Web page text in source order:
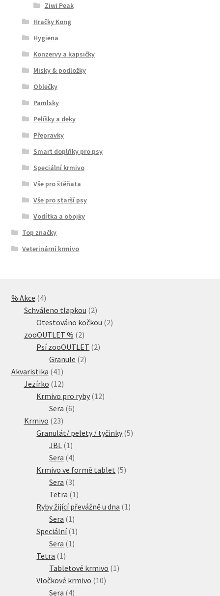
Ziwi Peak
Hračky Kong
Hygiena
Konzervy a kapsičky
Misky & podložky
Oblečky
Pamlsky
Pelíšky a deky
Přepravky
Smart doplňky pro psy
Speciální krmivo
Vše pro štěňata
Vše pro starší psy
Vodítka a obojky
Top značky
Veterinární krmivo
% Akce 44
produkty
Schváleno tlapkou 22
produkty
Otestováno kočkou 22
zooOUTLET % 22
produkty
Psí zooOUTLET 22
Granule 22
Akvaristika 41 41
produktů
Jezírko 1212
produktů
Krmivo pro ryby 1212
Sera 66
Krmivo 2323
produktů
Granulát/ pelety / tyčinky 55
JBL 1 1
produkt
Sera 44
produkty
Krmivo ve formě tablet 55
Sera 33
produkty
Tetra 1 1
produkt
Ryby žijící převážně u dna 1 1
Sera 1 1
produkt
Speciální 1 1
Sera 1 1
Tetra 1 1
produkt
Tabletové krmivo 1 1
Vločkové krmivo 1010
Sera 44